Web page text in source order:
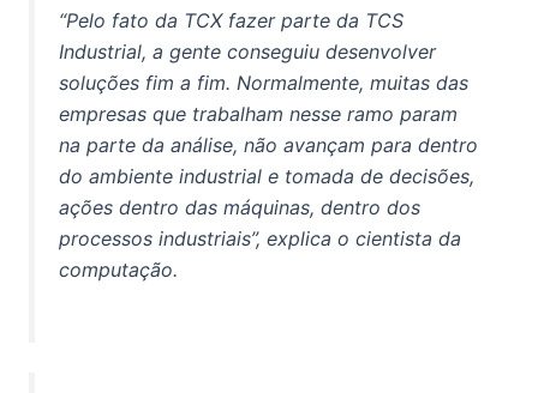
“Pelo fato da TCX fazer parte da TCS
Industrial, a gente conseguiu desenvolver
soluções fim a fim. Normalmente, muitas das
empresas que trabalham nesse ramo param
na parte da análise, não avançam para dentro
do ambiente industrial e tomada de decisões,
ações dentro das máquinas, dentro dos
processos industriais”, explica o cientista da
computação.